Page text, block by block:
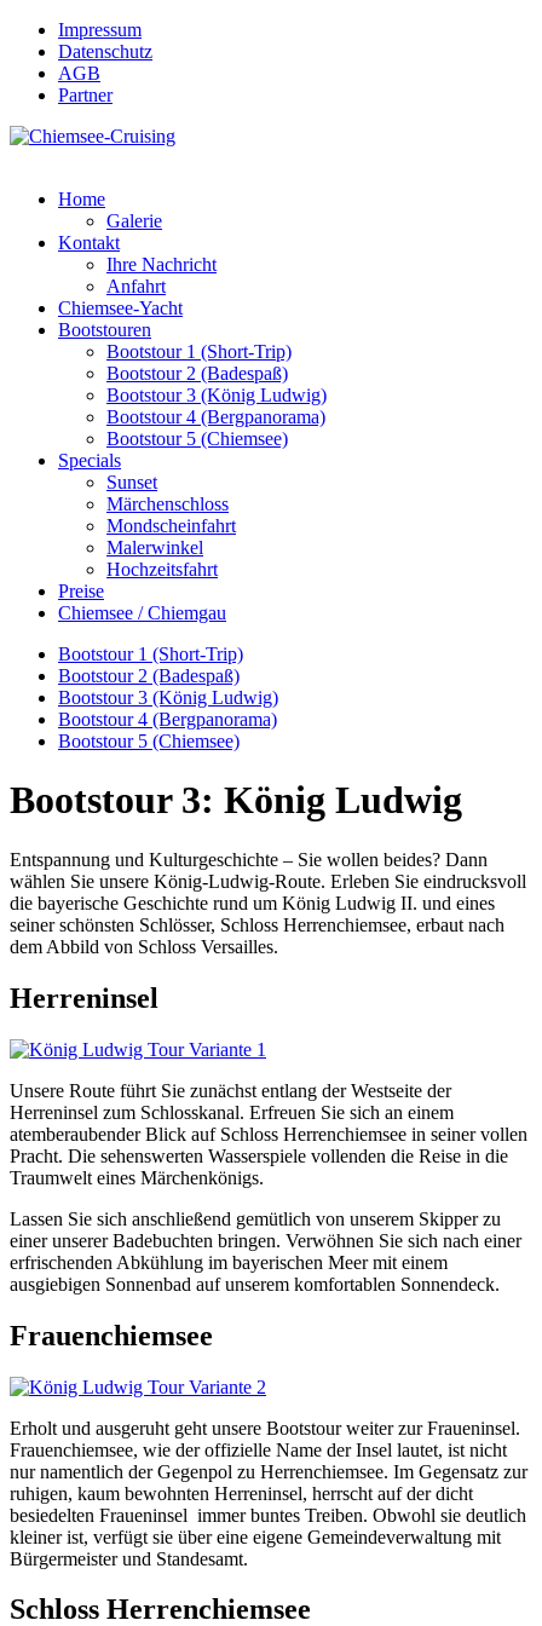
Impressum
Datenschutz
AGB
Partner
Home
Galerie
Kontakt
Ihre Nachricht
Anfahrt
Chiemsee-Yacht
Bootstouren
Bootstour 1 (Short-Trip)
Bootstour 2 (Badespaß)
Bootstour 3 (König Ludwig)
Bootstour 4 (Bergpanorama)
Bootstour 5 (Chiemsee)
Specials
Sunset
Märchenschloss
Mondscheinfahrt
Malerwinkel
Hochzeitsfahrt
Preise
Chiemsee / Chiemgau
Bootstour 1 (Short-Trip)
Bootstour 2 (Badespaß)
Bootstour 3 (König Ludwig)
Bootstour 4 (Bergpanorama)
Bootstour 5 (Chiemsee)
Bootstour 3: König Ludwig
Entspannung und Kulturgeschichte – Sie wollen beides? Dann
wählen Sie unsere König-Ludwig-Route. Erleben Sie eindrucksvoll
die bayerische Geschichte rund um König Ludwig II. und eines
seiner schönsten Schlösser, Schloss Herrenchiemsee, erbaut nach
dem Abbild von Schloss Versailles.
Herreninsel
Unsere Route führt Sie zunächst entlang der Westseite der
Herreninsel zum Schlosskanal. Erfreuen Sie sich an einem
atemberaubender Blick auf Schloss Herrenchiemsee in seiner vollen
Pracht. Die sehenswerten Wasserspiele vollenden die Reise in die
Traumwelt eines Märchenkönigs.
Lassen Sie sich anschließend gemütlich von unserem Skipper zu
einer unserer Badebuchten bringen. Verwöhnen Sie sich nach einer
erfrischenden Abkühlung im bayerischen Meer mit einem
ausgiebigen Sonnenbad auf unserem komfortablen Sonnendeck.
Frauenchiemsee
Erholt und ausgeruht geht unsere Bootstour weiter zur Fraueninsel.
Frauenchiemsee, wie der offizielle Name der Insel lautet, ist nicht
nur namentlich der Gegenpol zu Herrenchiemsee. Im Gegensatz zur
ruhigen, kaum bewohnten Herreninsel, herrscht auf der dicht
besiedelten Fraueninsel immer buntes Treiben. Obwohl sie deutlich
kleiner ist, verfügt sie über eine eigene Gemeindeverwaltung mit
Bürgermeister und Standesamt.
Schloss Herrenchiemsee